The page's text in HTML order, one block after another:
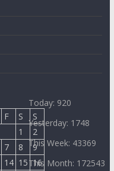
F S
S
1
2
7 8
9
14 15 16
Today: 920
Yesterday: 1748
This Week: 43369
This Month: 172543